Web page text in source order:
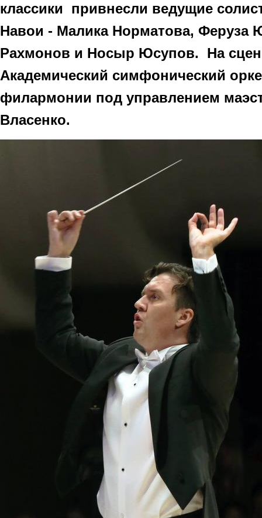
классики привнесли ведущие
Навои - Малика Норматова, Феруза
Рахмонов и Носыр Юсупов. На
Академический симфонический
филармонии под управлением
Власенко.